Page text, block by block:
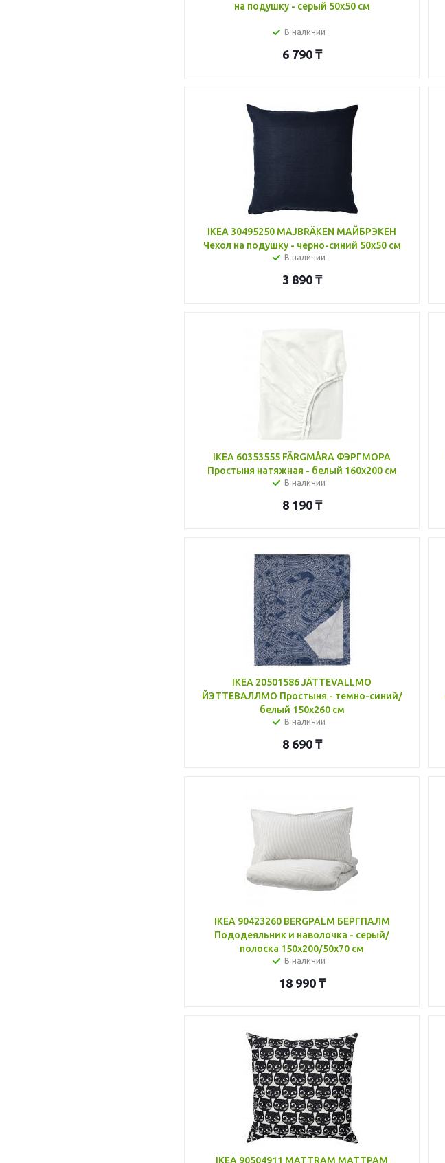
на подушку - серый 50x50 см
В наличии
6 790₸
IKEA 30495250 MAJBRÄKEN МАЙБРЭКЕН
Чехол на подушку - черно-синий 50x50 см
В наличии
3 890₸
IKEA 60353555 FÄRGMÅRA ФЭРГМОРА
Простыня натяжная - белый 160x200 см
В наличии
8 190₸
IKEA 20501586 JÄTTEVALLMO
ЙЭТТЕВАЛЛМО Простыня - темно-синий/
белый 150x260 см
В наличии
8 690₸
IKEA 90423260 BERGPALM БЕРГПАЛМ
Пододеяльник и наволочка - серый/
полоска 150x200/50x70 см
В наличии
18 990₸
IKEA 90504911 MATTRAM МАТТРАМ